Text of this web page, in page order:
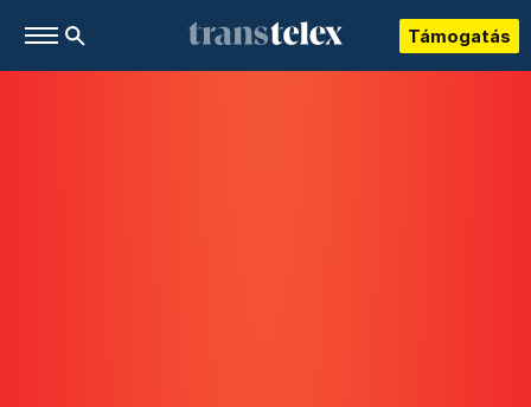
Támogatás